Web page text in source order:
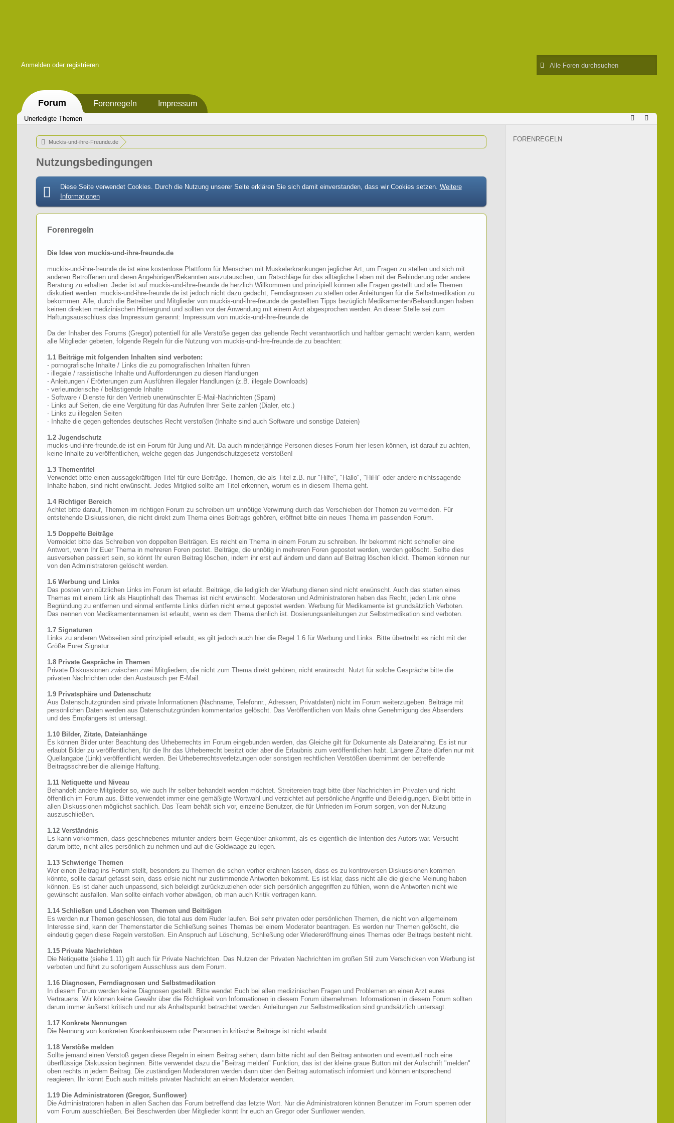
Anmelden oder registrieren
Forum Forenregeln Impressum
Unerledigte Themen
Muckis-und-ihre-Freunde.de
Nutzungsbedingungen
Diese Seite verwendet Cookies. Durch die Nutzung unserer Seite erklären Sie sich damit einverstanden, dass wir Cookies setzen. Weitere
Informationen
Forenregeln
Die Idee von muckis-und-ihre-freunde.de
muckis-und-ihre-freunde.de ist eine kostenlose Plattform für Menschen mit Muskelerkrankungen jeglicher Art, um Fragen zu stellen und sich mit
anderen Betroffenen und deren Angehörigen/Bekannten auszutauschen, um Ratschläge für das alltägliche Leben mit der Behinderung oder andere
Beratung zu erhalten. Jeder ist auf muckis-und-ihre-freunde.de herzlich Willkommen und prinzipiell können alle Fragen gestellt und alle Themen
diskutiert werden. muckis-und-ihre-freunde.de ist jedoch nicht dazu gedacht, Ferndiagnosen zu stellen oder Anleitungen für die Selbstmedikation zu
bekommen. Alle, durch die Betreiber und Mitglieder von muckis-und-ihre-freunde.de gestellten Tipps bezüglich Medikamenten/Behandlungen haben
keinen direkten medizinischen Hintergrund und sollten vor der Anwendung mit einem Arzt abgesprochen werden. An dieser Stelle sei zum
Haftungsausschluss das Impressum genannt: Impressum von muckis-und-ihre-freunde.de
Da der Inhaber des Forums (Gregor) potentiell für alle Verstöße gegen das geltende Recht verantwortlich und haftbar gemacht werden kann, werden
alle Mitglieder gebeten, folgende Regeln für die Nutzung von muckis-und-ihre-freunde.de zu beachten:
1.1 Beiträge mit folgenden Inhalten sind verboten:
- pornografische Inhalte / Links die zu pornografischen Inhalten führen
- illegale / rassistische Inhalte und Aufforderungen zu diesen Handlungen
- Anleitungen / Erörterungen zum Ausführen illegaler Handlungen (z.B. illegale Downloads)
- verleumderische / belästigende Inhalte
- Software / Dienste für den Vertrieb unerwünschter E-Mail-Nachrichten (Spam)
- Links auf Seiten, die eine Vergütung für das Aufrufen Ihrer Seite zahlen (Dialer, etc.)
- Links zu illegalen Seiten
- Inhalte die gegen geltendes deutsches Recht verstoßen (Inhalte sind auch Software und sonstige Dateien)
1.2 Jugendschutz
muckis-und-ihre-freunde.de ist ein Forum für Jung und Alt. Da auch minderjährige Personen dieses Forum hier lesen können, ist darauf zu achten,
keine Inhalte zu veröffentlichen, welche gegen das Jungendschutzgesetz verstoßen!
1.3 Thementitel
Verwendet bitte einen aussagekräftigen Titel für eure Beiträge. Themen, die als Titel z.B. nur "Hilfe", "Hallo", "HiHi" oder andere nichtssagende
Inhalte haben, sind nicht erwünscht. Jedes Mitglied sollte am Titel erkennen, worum es in diesem Thema geht.
1.4 Richtiger Bereich
Achtet bitte darauf, Themen im richtigen Forum zu schreiben um unnötige Verwirrung durch das Verschieben der Themen zu vermeiden. Für
entstehende Diskussionen, die nicht direkt zum Thema eines Beitrags gehören, eröffnet bitte ein neues Thema im passenden Forum.
1.5 Doppelte Beiträge
Vermeidet bitte das Schreiben von doppelten Beiträgen. Es reicht ein Thema in einem Forum zu schreiben. Ihr bekommt nicht schneller eine
Antwort, wenn Ihr Euer Thema in mehreren Foren postet. Beiträge, die unnötig in mehreren Foren gepostet werden, werden gelöscht. Sollte dies
ausversehen passiert sein, so könnt Ihr euren Beitrag löschen, indem ihr erst auf ändern und dann auf Beitrag löschen klickt. Themen können nur
von den Administratoren gelöscht werden.
1.6 Werbung und Links
Das posten von nützlichen Links im Forum ist erlaubt. Beiträge, die lediglich der Werbung dienen sind nicht erwünscht. Auch das starten eines
Themas mit einem Link als Hauptinhalt des Themas ist nicht erwünscht. Moderatoren und Administratoren haben das Recht, jeden Link ohne
Begründung zu entfernen und einmal entfernte Links dürfen nicht erneut gepostet werden. Werbung für Medikamente ist grundsätzlich Verboten.
Das nennen von Medikamentennamen ist erlaubt, wenn es dem Thema dienlich ist. Dosierungsanleitungen zur Selbstmedikation sind verboten.
1.7 Signaturen
Links zu anderen Webseiten sind prinzipiell erlaubt, es gilt jedoch auch hier die Regel 1.6 für Werbung und Links. Bitte übertreibt es nicht mit der
Größe Eurer Signatur.
1.8 Private Gespräche in Themen
Private Diskussionen zwischen zwei Mitgliedern, die nicht zum Thema direkt gehören, nicht erwünscht. Nutzt für solche Gespräche bitte die
privaten Nachrichten oder den Austausch per E-Mail.
1.9 Privatsphäre und Datenschutz
Aus Datenschutzgründen sind private Informationen (Nachname, Telefonnr., Adressen, Privatdaten) nicht im Forum weiterzugeben. Beiträge mit
persönlichen Daten werden aus Datenschutzgründen kommentarlos gelöscht. Das Veröffentlichen von Mails ohne Genehmigung des Absenders
und des Empfängers ist untersagt.
1.10 Bilder, Zitate, Dateianhänge
Es können Bilder unter Beachtung des Urheberrechts im Forum eingebunden werden, das Gleiche gilt für Dokumente als Dateianahng. Es ist nur
erlaubt Bilder zu veröffentlichen, für die Ihr das Urheberrecht besitzt oder aber die Erlaubnis zum veröffentlichen habt. Längere Zitate dürfen nur mit
Quellangabe (Link) veröffentlicht werden. Bei Urheberrechtsverletzungen oder sonstigen rechtlichen Verstößen übernimmt der betreffende
Beitragsschreiber die alleinige Haftung.
1.11 Netiquette und Niveau
Behandelt andere Mitglieder so, wie auch Ihr selber behandelt werden möchtet. Streitereien tragt bitte über Nachrichten im Privaten und nicht
öffentlich im Forum aus. Bitte verwendet immer eine gemäßigte Wortwahl und verzichtet auf persönliche Angriffe und Beleidigungen. Bleibt bitte in
allen Diskussionen möglichst sachlich. Das Team behält sich vor, einzelne Benutzer, die für Unfrieden im Forum sorgen, von der Nutzung
auszuschließen.
1.12 Verständnis
Es kann vorkommen, dass geschriebenes mitunter anders beim Gegenüber ankommt, als es eigentlich die Intention des Autors war. Versucht
darum bitte, nicht alles persönlich zu nehmen und auf die Goldwaage zu legen.
1.13 Schwierige Themen
Wer einen Beitrag ins Forum stellt, besonders zu Themen die schon vorher erahnen lassen, dass es zu kontroversen Diskussionen kommen
könnte, sollte darauf gefasst sein, dass er/sie nicht nur zustimmende Antworten bekommt. Es ist klar, dass nicht alle die gleiche Meinung haben
können. Es ist daher auch unpassend, sich beleidigt zurückzuziehen oder sich persönlich angegriffen zu fühlen, wenn die Antworten nicht wie
gewünscht ausfallen. Man sollte einfach vorher abwägen, ob man auch Kritik vertragen kann.
1.14 Schließen und Löschen von Themen und Beiträgen
Es werden nur Themen geschlossen, die total aus dem Ruder laufen. Bei sehr privaten oder persönlichen Themen, die nicht von allgemeinem
Interesse sind, kann der Themenstarter die Schließung seines Themas bei einem Moderator beantragen. Es werden nur Themen gelöscht, die
eindeutig gegen diese Regeln verstoßen. Ein Anspruch auf Löschung, Schließung oder Wiedereröffnung eines Themas oder Beitrags besteht nicht.
1.15 Private Nachrichten
Die Netiquette (siehe 1.11) gilt auch für Private Nachrichten. Das Nutzen der Privaten Nachrichten im großen Stil zum Verschicken von Werbung ist
verboten und führt zu sofortigem Ausschluss aus dem Forum.
1.16 Diagnosen, Ferndiagnosen und Selbstmedikation
In diesem Forum werden keine Diagnosen gestellt. Bitte wendet Euch bei allen medizinischen Fragen und Problemen an einen Arzt eures
Vertrauens. Wir können keine Gewähr über die Richtigkeit von Informationen in diesem Forum übernehmen. Informationen in diesem Forum sollten
darum immer äußerst kritisch und nur als Anhaltspunkt betrachtet werden. Anleitungen zur Selbstmedikation sind grundsätzlich untersagt.
1.17 Konkrete Nennungen
Die Nennung von konkreten Krankenhäusern oder Personen in kritische Beiträge ist nicht erlaubt.
1.18 Verstöße melden
Sollte jemand einen Verstoß gegen diese Regeln in einem Beitrag sehen, dann bitte nicht auf den Beitrag antworten und eventuell noch eine
überflüssige Diskussion beginnen. Bitte verwendet dazu die "Beitrag melden" Funktion, das ist der kleine graue Button mit der Aufschrift "melden"
oben rechts in jedem Beitrag. Die zuständigen Moderatoren werden dann über den Beitrag automatisch informiert und können entsprechend
reagieren. Ihr könnt Euch auch mittels privater Nachricht an einen Moderator wenden.
1.19 Die Administratoren (Gregor, Sunflower)
Die Administratoren haben in allen Sachen das Forum betreffend das letzte Wort. Nur die Administratoren können Benutzer im Forum sperren oder
vom Forum ausschließen. Bei Beschwerden über Mitglieder könnt Ihr euch an Gregor oder Sunflower wenden.
FORENREGELN